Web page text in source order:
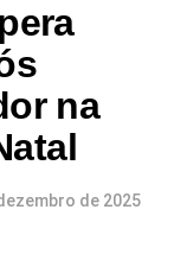
na
de 2025